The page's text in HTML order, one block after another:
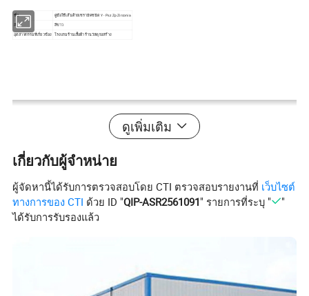
ชื่อ
คู่มือใช้เส้นด้ายเซรามิคชนิด Y - Psz Zp Zirconia
สี
สีขาว
อุตสาหกรรมที่เกี่ยวข้อง
โรงแรมร้านเสื้อผ้าร้านวัสดุก่อสร้าง
ดูเพิ่มเติม
เกี่ยวกับผู้จำหน่าย
ผู้จัดหานี้ได้รับการตรวจสอบโดย CTI ตรวจสอบรายงานที่ เว็บไซต์
ทางการของ CTI ด้วย ID "QIP-ASR2561091" รายการที่ระบุ "
"
ได้รับการรับรองแล้ว